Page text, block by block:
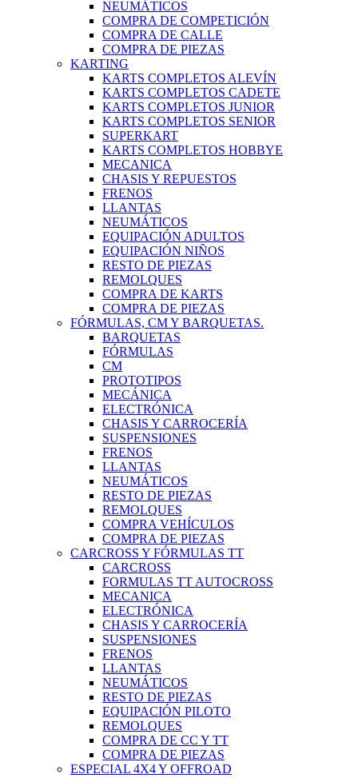
NEUMÁTICOS
COMPRA DE COMPETICIÓN
COMPRA DE CALLE
COMPRA DE PIEZAS
KARTING
KARTS COMPLETOS ALEVÍN
KARTS COMPLETOS CADETE
KARTS COMPLETOS JUNIOR
KARTS COMPLETOS SENIOR
SUPERKART
KARTS COMPLETOS HOBBYE
MECANICA
CHASIS Y REPUESTOS
FRENOS
LLANTAS
NEUMÁTICOS
EQUIPACIÓN ADULTOS
EQUIPACIÓN NIÑOS
RESTO DE PIEZAS
REMOLQUES
COMPRA DE KARTS
COMPRA DE PIEZAS
FÓRMULAS, CM Y BARQUETAS.
BARQUETAS
FÓRMULAS
CM
PROTOTIPOS
MECÁNICA
ELECTRÓNICA
CHASIS Y CARROCERÍA
SUSPENSIONES
FRENOS
LLANTAS
NEUMÁTICOS
RESTO DE PIEZAS
REMOLQUES
COMPRA VEHÍCULOS
COMPRA DE PIEZAS
CARCROSS Y FÓRMULAS TT
CARCROSS
FORMULAS TT AUTOCROSS
MECANICA
ELECTRÓNICA
CHASIS Y CARROCERÍA
SUSPENSIONES
FRENOS
LLANTAS
NEUMÁTICOS
RESTO DE PIEZAS
EQUIPACIÓN PILOTO
REMOLQUES
COMPRA DE CC Y TT
COMPRA DE PIEZAS
ESPECIAL 4X4 Y OFFROAD